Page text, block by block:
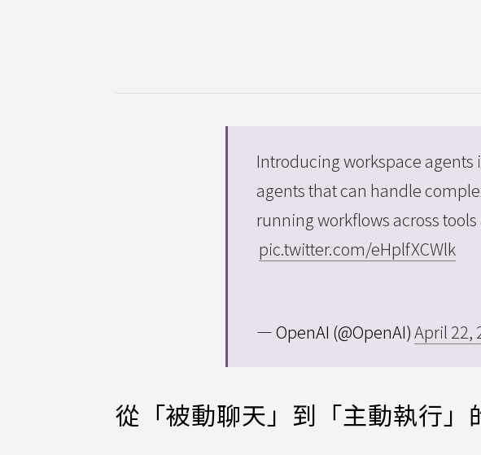
Introducing workspace agents
agents that can handle
running workflows across
pic.twitter.com/eHplfXCWlk
— OpenAI (@OpenAI)April 22,
從「被動聊天」到「主動執行」